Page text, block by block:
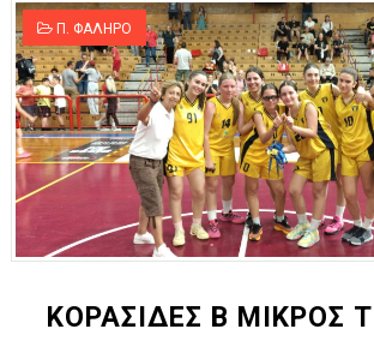
Π. ΦΑΛΗΡΟ
ΚΟΡΑΣΙΔΕΣ Β ΜΙΚΡΟΣ